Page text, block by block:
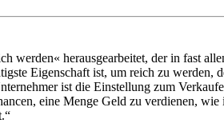
werden« herausgearbeitet, der in fast
Eigenschaft ist, um reich zu
ist die Einstellung zum
eine Menge Geld zu verdienen,